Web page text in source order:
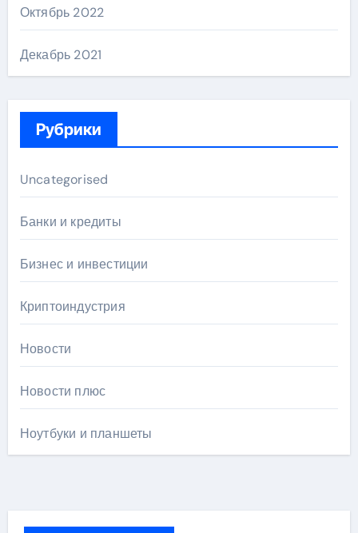
Октябрь 2022
Декабрь 2021
Рубрики
Uncategorised
Банки и кредиты
Бизнес и инвестиции
Криптоиндустрия
Новости
Новости плюс
Ноутбуки и планшеты